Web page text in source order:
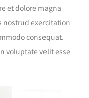
et dolore magna
nostrud exercitation
consequat.
voluptate velit esse